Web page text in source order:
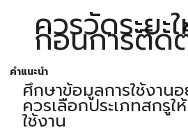
ควรวัดระยะ
ก่อนการติด
คำแนะนำ
ศึกษาข้อมูลการใช้งาน
ควรเลือกประเภทสกรูใ
ใช้งาน